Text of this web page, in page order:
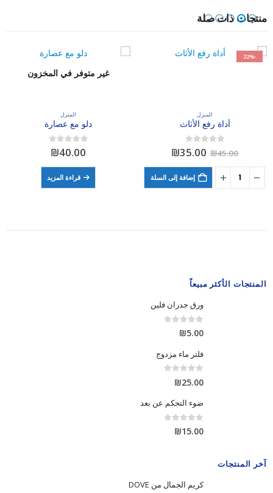
منتجات ذات صلة
-22%
المنزل
أداة رفع الأثاث
₪45.00 السعر
هو:
₪45.00.
₪35.00
هو:
₪35.00.
إضافة إلى السلة
غير متوفر في المخزون
المنزل
دلو مع عصارة
0
out of 5
₪40.00
قراءة المزيد
المنتجات الأكثر مبيعاً
ورق جدران فلين
0
out of 5
₪5.00
فلتر ماء مزدوج
₪25.00
ضوء التحكم عن بعد
0
out of 5
₪15.00
آخر المنتجات
كريم الجمال من DOVE